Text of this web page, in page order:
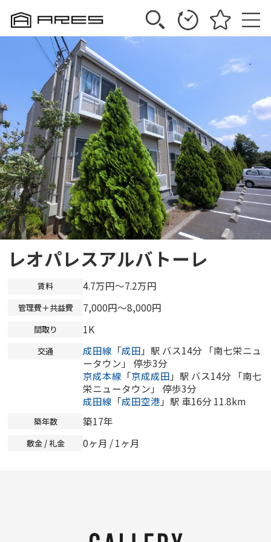
レオパレスアルバトーレ
賃料 4.7万円～7.2万円
管理費＋共益費 7,000円～8,000円
間取り 1K
交通 成田線 「成田 」駅 バス14分 「南七栄ニュ
ータウン」 停歩3分
京成本線 「京成成田 」駅 バス14分 「南七
栄ニュータウン」 停歩3分
成田線 「成田空港 」駅 車16分 11.8km
築年数 築17年
敷金 / 礼金 0ヶ月 / 1ヶ月